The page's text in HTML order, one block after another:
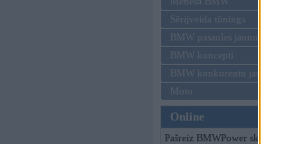
Sērijveida tūnings
BMW pasaules jaunumi
BMW koncepti
BMW konkurentu jaunumi
Moto
Online
Pašreiz BMWPower skatās 96 viesi